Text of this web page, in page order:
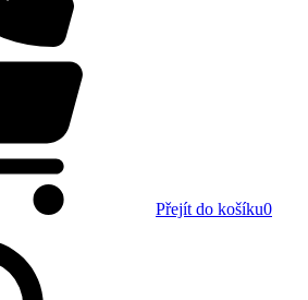
Přejít do košíku0